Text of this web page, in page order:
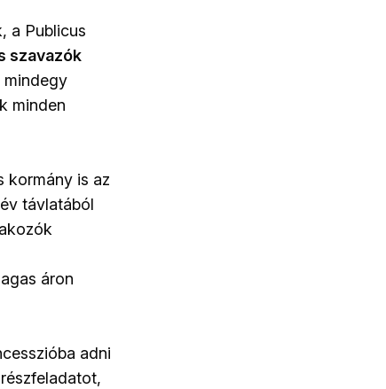
a Publicus
szavazók
mindegy
minden
kormány is az
távlatából
áron
adni